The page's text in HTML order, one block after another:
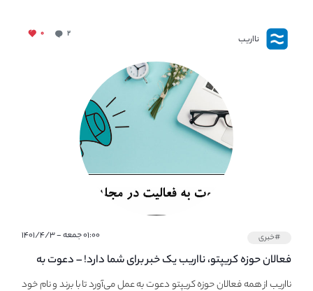
نااریب ۲ ۰
#خبری ۰۱:۰۰ جمعه - ۱۴۰۱/۴/۳
فعالان حوزه کریپتو، نااریب یک خبر برای شما دارد! – دعوت به
فعالیت در مجله کریپتو
نااریب از همه فعالان حوزه کریپتو دعوت به عمل می‌آورد تا با برند و نام خود